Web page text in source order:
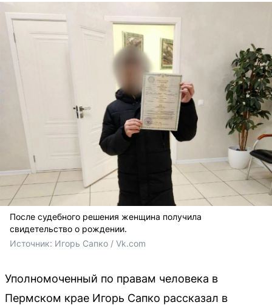
После судебного решения женщина получила
свидетельство о рождении.
Источник: Игорь Сапко / Vk.com
Уполномоченный по правам человека в
Пермском крае Игорь Сапко рассказал в